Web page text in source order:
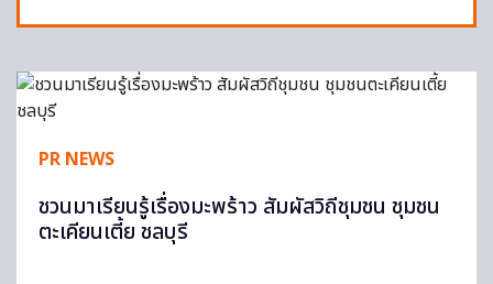
PR NEWS
ชวนมาเรียนรู้เรื่องมะพร้าว สัมผัสวิถีชุมชน ชุมชน
ตะเคียนเตี้ย ชลบุรี